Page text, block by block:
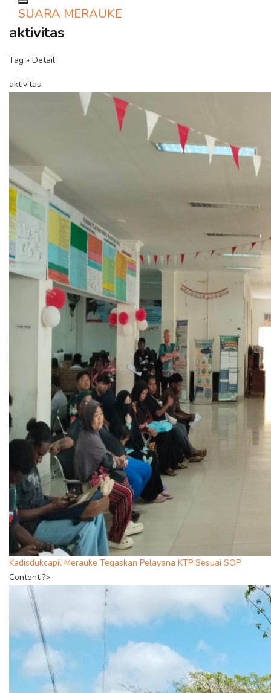
Toggle navigation
SUARA MERAUKE
aktivitas
Tag » Detail
aktivitas
Kadisdukcapil Merauke Tegaskan Pelayana KTP Sesuai SOP
Content;?>